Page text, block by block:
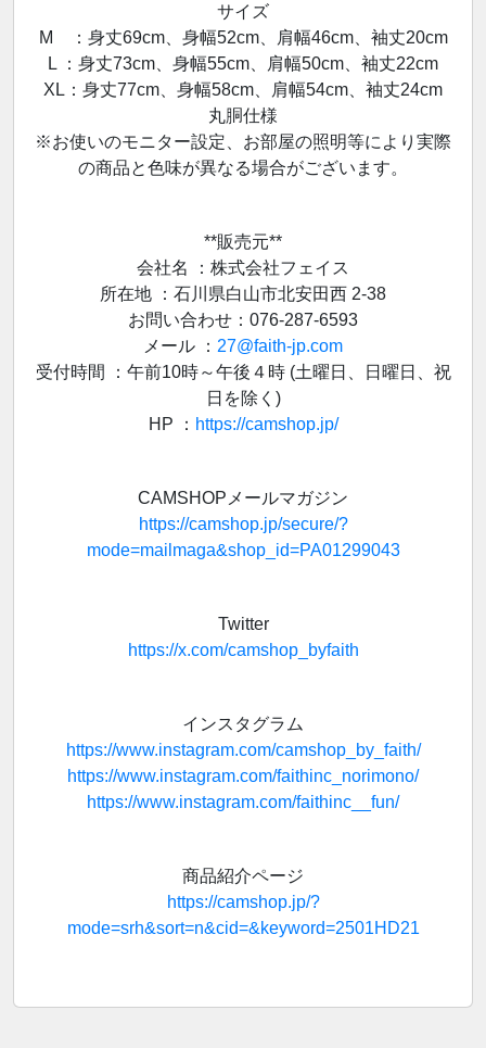
サイズ
M ：身丈69cm、身幅52cm、肩幅46cm、袖丈20cm
L ：身丈73cm、身幅55cm、肩幅50cm、袖丈22cm
XL：身丈77cm、身幅58cm、肩幅54cm、袖丈24cm
丸胴仕様
※お使いのモニター設定、お部屋の照明等により実際
の商品と色味が異なる場合がございます。
**販売元**
会社名 ：株式会社フェイス
所在地 ：石川県白山市北安田西 2-38
お問い合わせ：076-287-6593
メール ： 27@faith-jp.com
受付時間 ：午前10時～午後４時 (土曜日、日曜日、祝
日を除く)
HP ： https://camshop.jp/
CAMSHOPメールマガジン
https://camshop.jp/secure/?
mode=mailmaga&shop_id=PA01299043
Twitter
https://x.com/camshop_byfaith
インスタグラム
https://www.instagram.com/camshop_by_faith/
https://www.instagram.com/faithinc_norimono/
https://www.instagram.com/faithinc__fun/
商品紹介ページ
https://camshop.jp/?
mode=srh&sort=n&cid=&keyword=2501HD21